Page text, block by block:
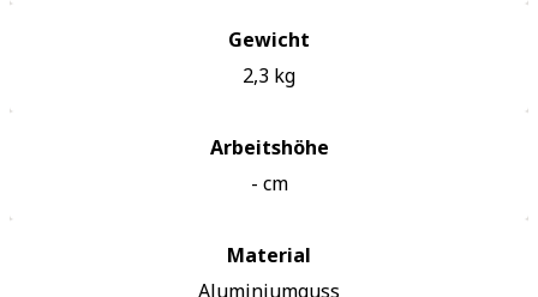
Gewicht
2,3 kg
Arbeitshöhe
- cm
Material
Aluminiumguss